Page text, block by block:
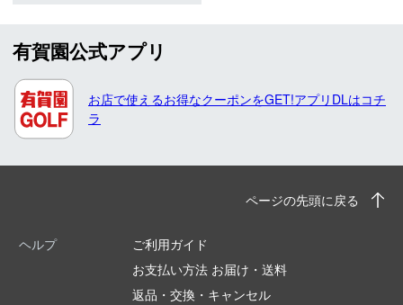
有賀園公式アプリ
お店で使えるお得なクーポンをGET!アプリDLはコチ
ラ
ページの先頭に戻る
ヘルプ
ご利用ガイド
お支払い方法 お届け・送料
返品・交換・キャンセル